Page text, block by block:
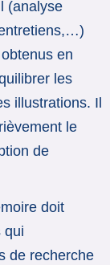
(analyse
en
les
illustrations. Il
le
de
doit
qui
de recherche